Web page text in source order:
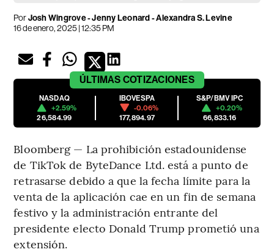
PorJosh Wingrove - Jenny Leonard - Alexandra S. Levine
16 de enero, 2025 | 12:35 PM
ÚLTIMAS COTIZACIONES
NASDAQ
+2.59%
26,584.99
IBOVESPA
-0.06%
177,894.97
S&P/BMV IPC
+0.20%
66,833.16
Bloomberg — La prohibición estadounidense
de TikTok de ByteDance Ltd. está a punto de
retrasarse debido a que la fecha límite para la
venta de la aplicación cae en un fin de semana
festivo y la administración entrante del
presidente electo Donald Trump prometió una
extensión.